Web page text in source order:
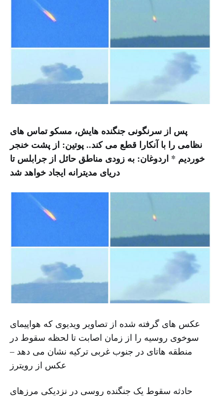
پس از سرنگونی جنگنده هایش، مسکو تماس های
نظامی را با آنکارا قطع می کند.. پوتین: از پشت خنجر
خوردیم * اردوغان: به زودی مناطق حائل از جرابلس تا
دریای مدیترانه ایجاد خواهد شد
عکس های گرفته شده از تصاویر ویدیوی که هواپیمای
سوخوی روسیه را از زمان اصابت تا لحظه سقوط در
منطقه هاتای در جنوب غربی ترکیه نشان می دهد –
عکس از رویترز
حادثه سقوط یک جنگنده روسی در نزدیکی مرزهای